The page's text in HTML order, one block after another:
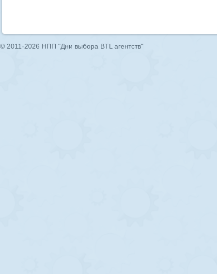
© 2011-2026 НПП "Дни выбора BTL агентств"